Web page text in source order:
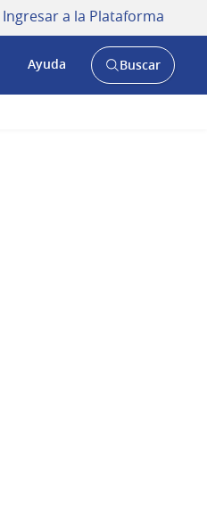
Ingresar a la Plataforma
Ayuda
AbrirBuscar